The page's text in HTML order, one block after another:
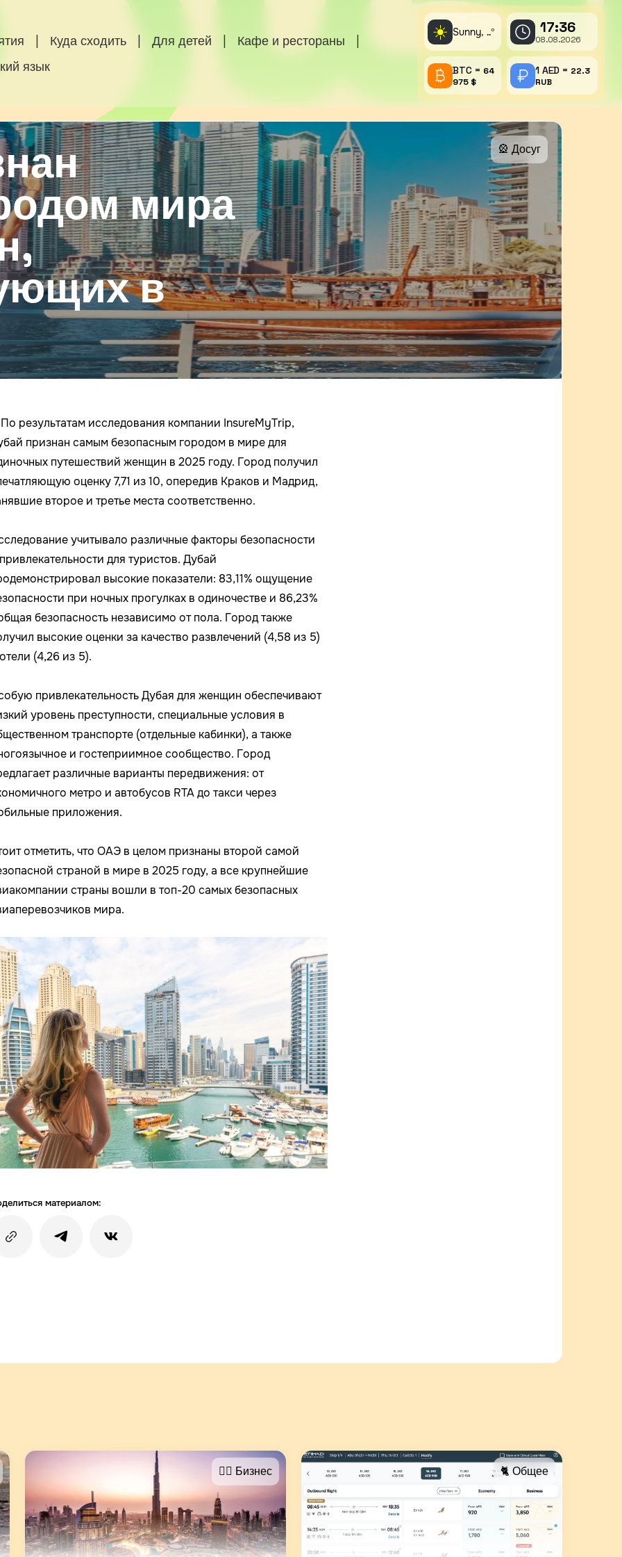
Куда сходить Для детей Кафе и рестораны
язык
☀️ Sunny, ..° 17:36
08.08.2026
BTC = 64
975 $
1 AED = 22.3
RUB
мира
в
🎡 Досуг
По результатам исследования компании InsureMyTrip,
признан самым безопасным городом в мире для
путешествий женщин в 2025 году. Город получил
оценку 7,71 из 10, опередив Краков и Мадрид,
второе и третье места соответственно.
учитывало различные факторы безопасности
для туристов. Дубай
высокие показатели: 83,11% ощущение
при ночных прогулках в одиночестве и 86,23%
безопасность независимо от пола. Город также
высокие оценки за качество развлечений (4,58 из 5)
(4,26 из 5).
привлекательность Дубая для женщин обеспечивают
уровень преступности, специальные условия в
транспорте (отдельные кабинки), а также
и гостеприимное сообщество. Город
различные варианты передвижения: от
метро и автобусов RTA до такси через
приложения.
отметить, что ОАЭ в целом признаны второй самой
страной в мире в 2025 году, а все крупнейшие
страны вошли в топ-20 самых безопасных
мира.
материалом:
🤵‍♂️ Бизнес 🐈 Общее